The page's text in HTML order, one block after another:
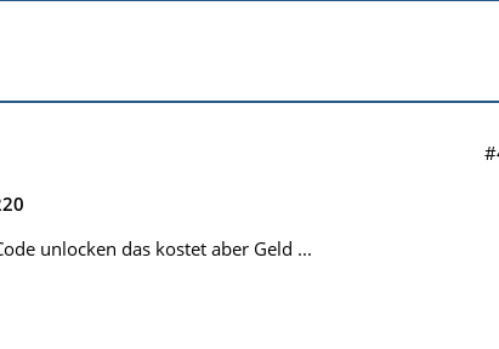
unlocken das kostet aber Geld ...